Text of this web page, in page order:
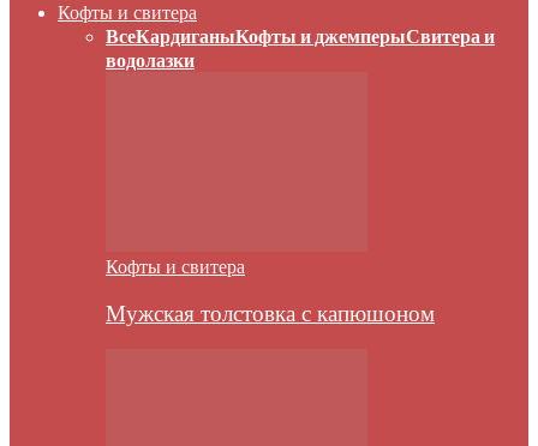
Кофты и свитера
ВсеКардиганыКофты и джемперыСвитера и
водолазки
Кофты и свитера
Мужская толстовка с капюшоном